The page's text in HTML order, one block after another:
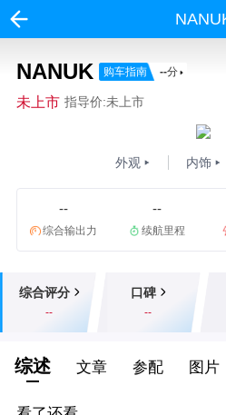
NANUK 购车指南 --分
未上市 指导价:未上市
外观 内饰
--
综合输出力
--
续航里程
综合评分
--
口碑
--
综述 文章 参配 图片